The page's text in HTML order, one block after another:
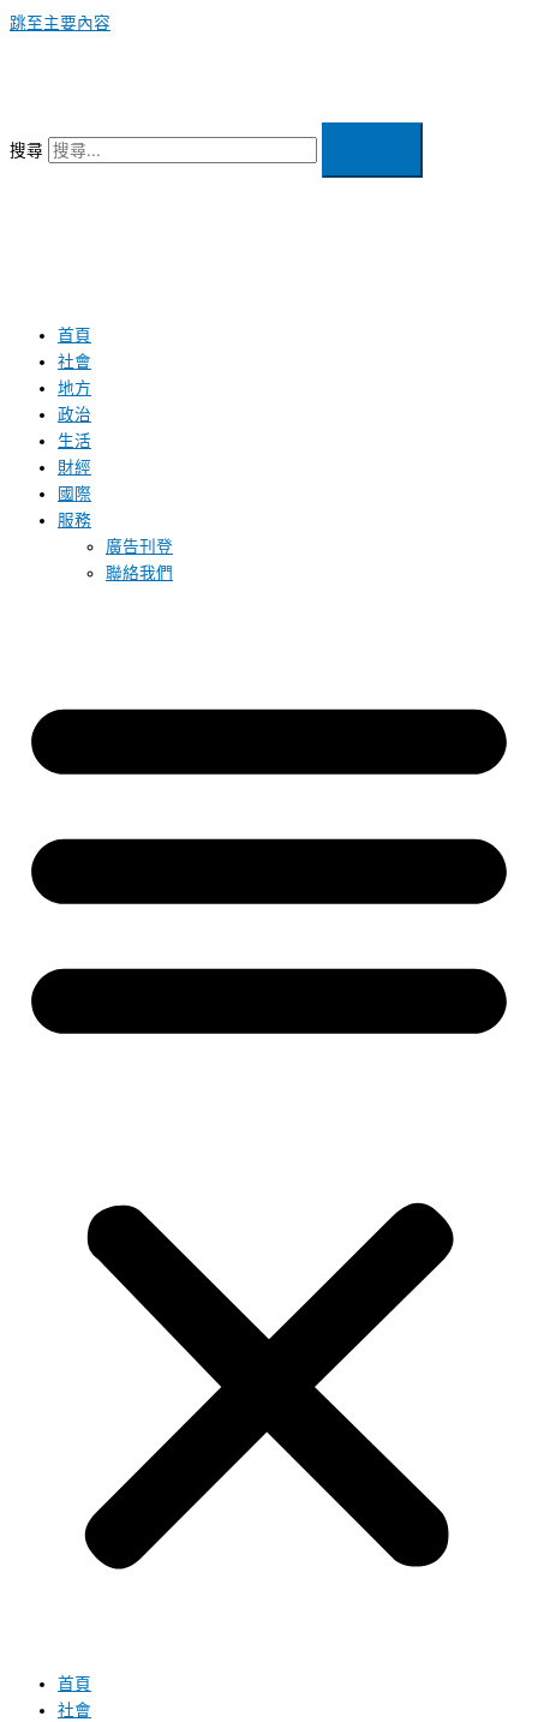
跳至主要內容
搜尋
首頁
社會
地方
政治
生活
財經
國際
服務
廣告刊登
聯絡我們
首頁
社會